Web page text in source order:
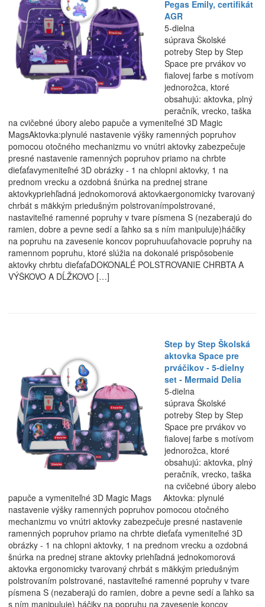
Pegas Emily, certifikát
AGR
5-dielna
súprava Školské
potreby Step by Step
Space pre prvákov vo
fialovej farbe s motívom
jednorožca, ktoré
obsahujú: aktovka, plný
peračník, vrecko, taška
na cvičebné úbory alebo papuče a vymeniteľné 3D Magic
MagsAktovka:plynulé nastavenie výšky ramenných popruhov
pomocou otočného mechanizmu vo vnútri aktovky zabezpečuje
presné nastavenie ramenných popruhov priamo na chrbte
dieťaťavymeniteľné 3D obrázky - 1 na chlopni aktovky, 1 na
prednom vrecku a ozdobná šnúrka na prednej strane
aktovkypriehľadná jednokomorová aktovkaergonomicky tvarovaný
chrbát s mäkkým priedušným polstrovanímpolstrované,
nastaviteľné ramenné popruhy v tvare písmena S (nezaberajú do
ramien, dobre a pevne sedí a ľahko sa s ním manipuluje)háčiky
na popruhu na zavesenie koncov popruhuuťahovacie popruhy na
ramennom popruhu, ktoré slúžia na dokonalé prispôsobenie
aktovky chrbtu dieťaťaDOKONALÉ POLSTROVANIE CHRBTA A
VÝŠKOVO A DĹŽKOVO […]
Step by Step Školská
aktovka Space pre
prváčikov - 5-dielny
set - Mermaid Delia
5-dielna
súprava Školské
potreby Step by Step
Space pre prvákov vo
fialovej farbe s motívom
jednorožca, ktoré
obsahujú: aktovka, plný
peračník, vrecko, taška
na cvičebné úbory alebo
papuče a vymeniteľné 3D Magic Mags Aktovka: plynulé
nastavenie výšky ramenných popruhov pomocou otočného
mechanizmu vo vnútri aktovky zabezpečuje presné nastavenie
ramenných popruhov priamo na chrbte dieťaťa vymeniteľné 3D
obrázky - 1 na chlopni aktovky, 1 na prednom vrecku a ozdobná
šnúrka na prednej strane aktovky priehľadná jednokomorová
aktovka ergonomicky tvarovaný chrbát s mäkkým priedušným
polstrovaním polstrované, nastaviteľné ramenné popruhy v tvare
písmena S (nezaberajú do ramien, dobre a pevne sedí a ľahko sa
s ním manipuluje) háčiky na popruhu na zavesenie koncov